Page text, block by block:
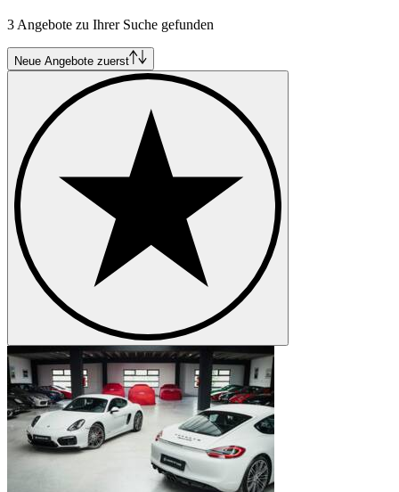
Porsche 944
Porsche 968
Porsche Boxster
Porsche Cayenne
Porsche Macan
3 Angebote zu Ihrer Suche gefunden
Neue Angebote zuerst